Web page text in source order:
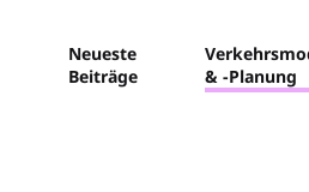
Neueste
Beiträge
& -Planung